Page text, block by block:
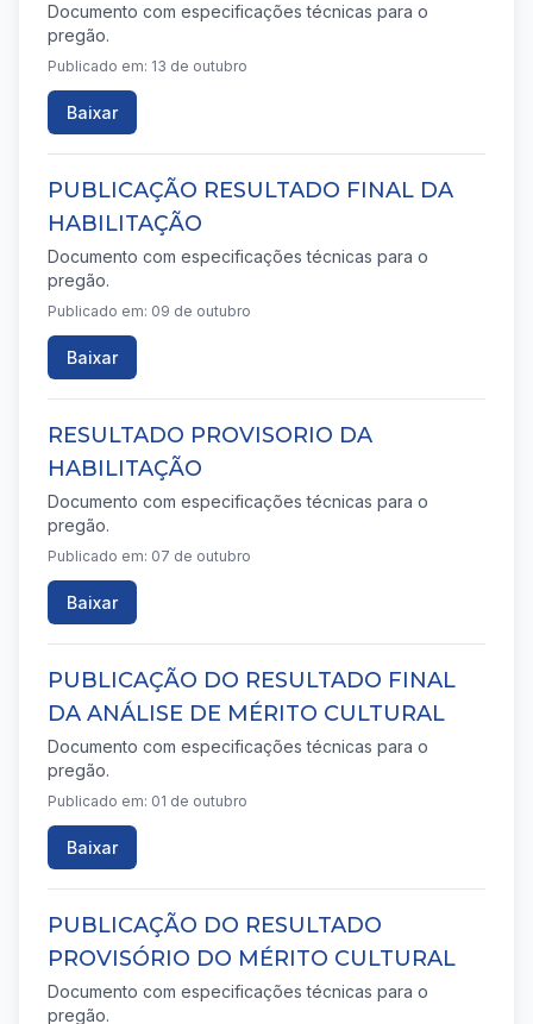
Documento com especificações técnicas para o
pregão.
Publicado em: 13 de outubro
Baixar
PUBLICAÇÃO RESULTADO FINAL DA
HABILITAÇÃO
Documento com especificações técnicas para o
pregão.
Publicado em: 09 de outubro
Baixar
RESULTADO PROVISORIO DA
HABILITAÇÃO
Documento com especificações técnicas para o
pregão.
Publicado em: 07 de outubro
Baixar
PUBLICAÇÃO DO RESULTADO FINAL
DA ANÁLISE DE MÉRITO CULTURAL
Documento com especificações técnicas para o
pregão.
Publicado em: 01 de outubro
Baixar
PUBLICAÇÃO DO RESULTADO
PROVISÓRIO DO MÉRITO CULTURAL
Documento com especificações técnicas para o
pregão.